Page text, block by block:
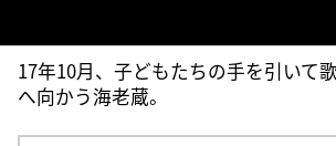
17年10月、子どもたちの手を引いて
へ向かう海老蔵。